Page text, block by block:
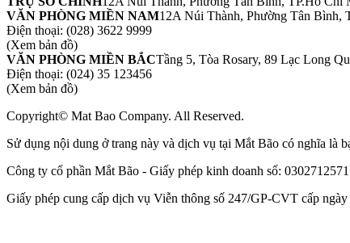
VĂN PHÒNG MIỀN NAM12A Núi Thành, Phường Tân Bình,
Điện thoại: (028) 3622 9999
(Xem bản đồ)
VĂN PHÒNG MIỀN BẮCTầng 5, Tòa Rosary, 89 Lạc Long
Điện thoại: (024) 35 123456
(Xem bản đồ)
Copyright© Mat Bao Company. All Reserved.
Sử dụng nội dung ở trang này và dịch vụ tại Mắt Bão có nghĩa là
Công ty cổ phần Mắt Bão - Giấy phép kinh doanh số:
Giấy phép cung cấp dịch vụ Viễn thông số 247/GP-CVT cấp